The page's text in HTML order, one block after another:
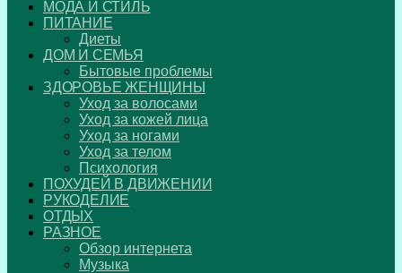
МОДА И СТИЛЬ
ПИТАНИЕ
Диеты
ДОМ И СЕМЬЯ
Бытовые проблемы
ЗДОРОВЬЕ ЖЕНЩИНЫ
Уход за волосами
Уход за кожей лица
Уход за ногами
Уход за телом
Психология
ПОХУДЕЙ В ДВИЖЕНИИ
РУКОДЕЛИЕ
ОТДЫХ
РАЗНОЕ
Обзор интернета
Музыка